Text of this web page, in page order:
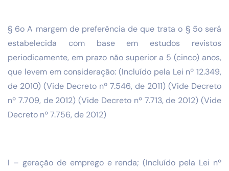
§ 6o A margem de preferência de que trata o § 5o será
estabelecida com base em estudos revistos
periodicamente, em prazo não superior a 5 (cinco) anos,
que levem em consideração: (Incluído pela Lei nº 12.349,
de 2010) (Vide Decreto nº 7.546, de 2011) (Vide Decreto
nº 7.709, de 2012) (Vide Decreto nº 7.713, de 2012) (Vide
Decreto nº 7.756, de 2012)
I – geração de emprego e renda; (Incluído pela Lei nº